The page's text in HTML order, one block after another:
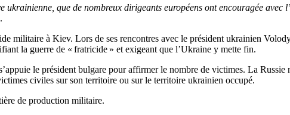
que de nombreux dirigeants européens ont encouragée avec
militaire à Kiev. Lors de ses rencontres avec le président ukrainien
la guerre de « fratricide » et exigeant que l’Ukraine y mette fin.
le président bulgare pour affirmer le nombre de victimes. La
civiles sur son territoire ou sur le territoire ukrainien occupé.
de production militaire.